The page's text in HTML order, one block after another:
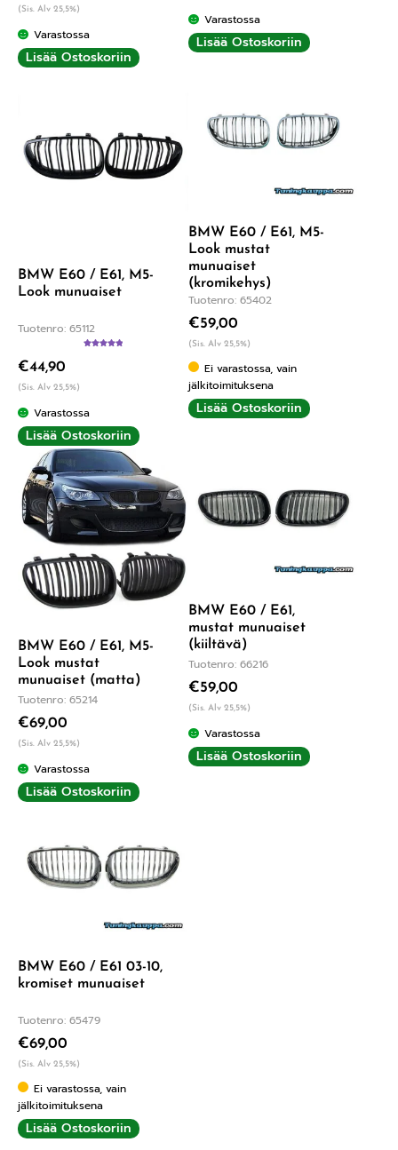
(Sis. Alv 25,5%)
Varastossa
Lisää Ostoskoriin
Varastossa
Lisää Ostoskoriin
BMW E60 / E61, M5-
Look munuaiset
Tuotenro: 65112
€44,90
(Sis. Alv 25,5%)
Varastossa
Lisää Ostoskoriin
BMW E60 / E61, M5-
Look mustat
munuaiset
(kromikehys)
Tuotenro: 65402
€59,00
(Sis. Alv 25,5%)
Ei varastossa, vain
jälkitoimituksena
Lisää Ostoskoriin
BMW E60 / E61, M5-
Look mustat
munuaiset (matta)
Tuotenro: 65214
€69,00
(Sis. Alv 25,5%)
Varastossa
Lisää Ostoskoriin
BMW E60 / E61,
mustat munuaiset
(kiiltävä)
Tuotenro: 66216
€59,00
(Sis. Alv 25,5%)
Varastossa
Lisää Ostoskoriin
BMW E60 / E61 03-10,
kromiset munuaiset
Tuotenro: 65479
€69,00
(Sis. Alv 25,5%)
Ei varastossa, vain
jälkitoimituksena
Lisää Ostoskoriin